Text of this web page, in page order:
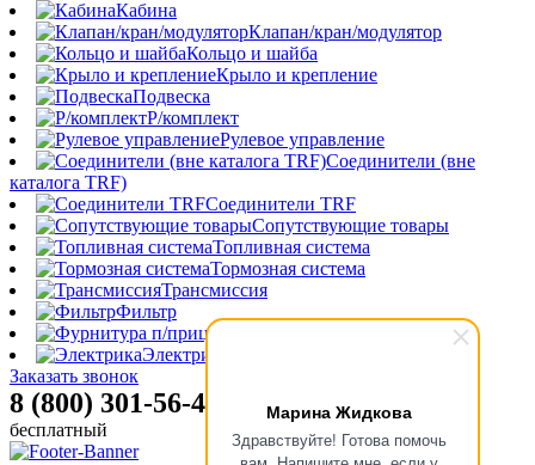
Марина Жидкова
Здравствуйте! Готова помочь
Кабина
Клапан/кран/модулятор
Кольцо и шайба
Крыло и крепление
Подвеска
Р/комплект
Рулевое управление
Соединители (вне
каталога TRF)
Соединители TRF
Сопутствующие товары
Топливная система
Тормозная система
Трансмиссия
Фильтр
Электрика
Заказать звонок
8 (800) 301-56-47
бесплатный